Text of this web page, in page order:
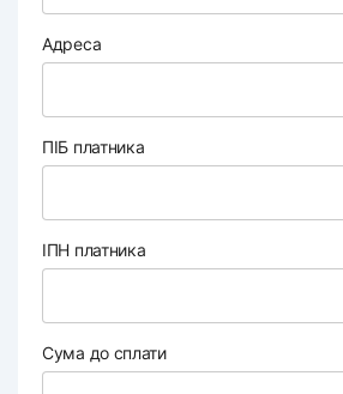
Адреса
ПІБ платника
ІПН платника
Сума до сплати